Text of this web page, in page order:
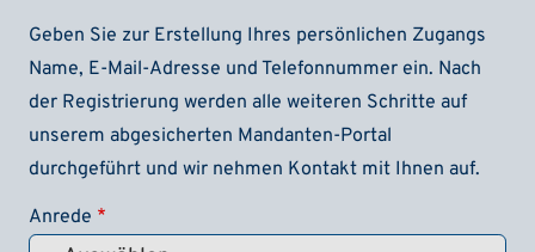
Geben Sie zur Erstellung Ihres persönlichen Zugangs
Name, E-Mail-Adresse und Telefonnummer ein. Nach
der Registrierung werden alle weiteren Schritte auf
unserem abgesicherten Mandanten-Portal
durchgeführt und wir nehmen Kontakt mit Ihnen auf.
Anrede